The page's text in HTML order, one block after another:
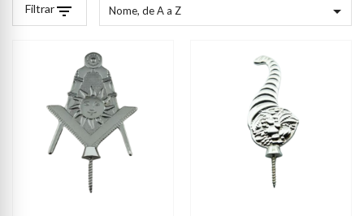
Filtrarfilter_list Nome, de A a Z 